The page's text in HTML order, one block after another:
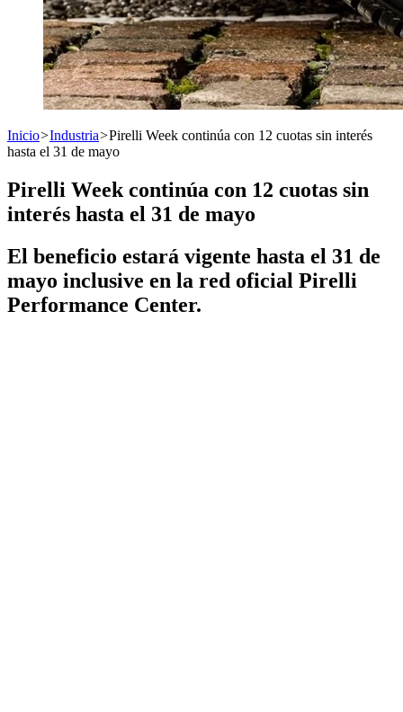
Inicio>Industria>Pirelli Week continúa con 12 cuotas sin interés
hasta el 31 de mayo
Pirelli Week continúa con 12 cuotas sin
interés hasta el 31 de mayo
El beneficio estará vigente hasta el 31 de
mayo inclusive en la red oficial Pirelli
Performance Center.